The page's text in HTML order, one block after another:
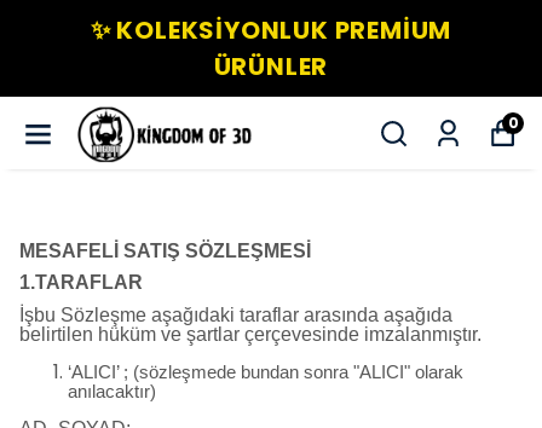
✨ KOLEKSIYONLUK PREMIUM
ÜRÜNLER
0
MESAFELİ SATIŞ SÖZLEŞMESİ
1.TARAFLAR
İşbu Sözleşme aşağıdaki taraflar arasında aşağıda
belirtilen hüküm ve şartlar çerçevesinde imzalanmıştır.
‘ALICI’ ; (sözleşmede bundan sonra "ALICI" olarak
anılacaktır)